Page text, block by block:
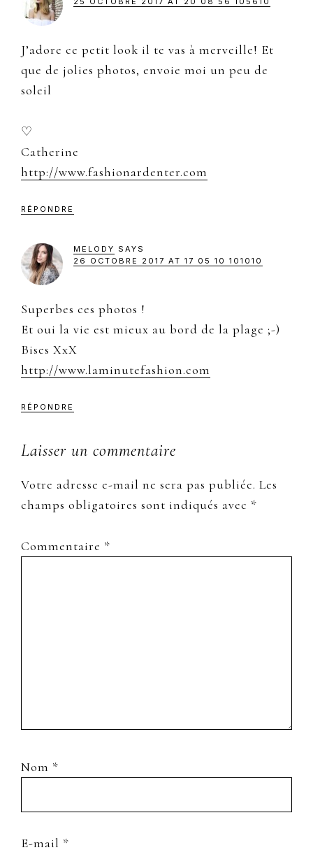
J’adore ce petit look il te vas à merveille! Et
que de jolies photos, envoie moi un peu de
soleil
♡
Catherine
http://www.fashionardenter.com
RÉPONDRE
MELODY SAYS
26 OCTOBRE 2017 AT 17 05 10 101010
Superbes ces photos !
Et oui la vie est mieux au bord de la plage ;-)
Bises XxX
http://www.laminutefashion.com
RÉPONDRE
Laisser un commentaire
Votre adresse e-mail ne sera pas publiée. Les
champs obligatoires sont indiqués avec *
Commentaire *
Nom *
E-mail *